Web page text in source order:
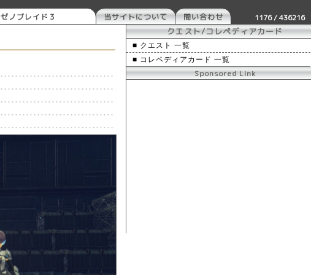
1176 / 436216
ゼノブレイド３ 当サイトについて 問い合わせ
クエスト/コレペディアカード
■ クエスト 一覧
■ コレペディアカード 一覧
Sponsored Link